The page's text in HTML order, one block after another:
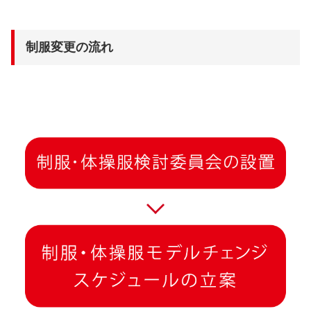
制服変更の流れ